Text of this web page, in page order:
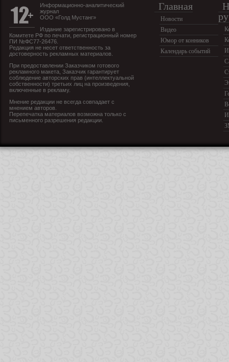
Информационно-аналитический
журнал
ООО «Голд Мустанг»
Издание зарегистрировано в
Комитете РФ по печати, регистрационный номер
ПИ №ФС77-26476.
Редакция не несет ответственность за
достоверность рекламных материалов.
При предоставлении Заказчиком готового
рекламного макета, Заказчик гарантирует
соблюдение авторских прав (интеллектуальной
собственности) третьих лиц на произведения,
включенные в рекламу.
Мнение редакции не всегда совпадает с
мнением авторов.
Перепечатка материалов возможна только с
письменного разрешения редакции.
Главная
Новости
Видео
Юмор от конников
Календарь событий